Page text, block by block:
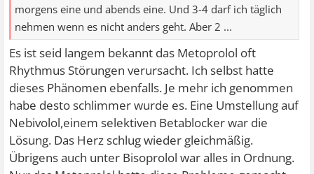
morgens eine und abends eine. Und 3-4 darf ich täglich
nehmen wenn es nicht anders geht. Aber 2 ...
Es ist seid langem bekannt das Metoprolol oft
Rhythmus Störungen verursacht. Ich selbst hatte
dieses Phänomen ebenfalls. Je mehr ich genommen
habe desto schlimmer wurde es. Eine Umstellung auf
Nebivolol,einem selektiven Betablocker war die
Lösung. Das Herz schlug wieder gleichmäßig.
Übrigens auch unter Bisoprolol war alles in Ordnung.